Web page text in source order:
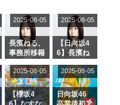
がこちら
2曲目っ
て...【ラヴ
ィット 東
京ドーム公
演】
師匠オード
リー若林さ
んと再会し
た結果･･･
【激レアさ
きた。】
長濱ねる、
事務所移籍
属を発表
2025-08-05
【日向坂4
6】長濱ね
ら移籍しフ
ラーム所属
に。これで
事務所に所
2025-08-05
【櫻坂4
2025-08-05
日向坂46
2025-08-05